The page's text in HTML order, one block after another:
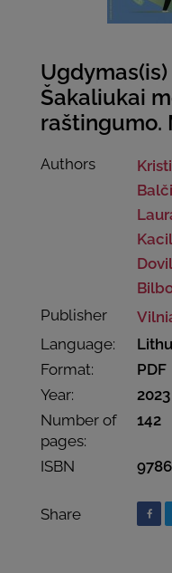
Šakaliukai
raštingumo.
Authors
Publisher
Language:
Format:
PDF
Year:
2023
Number of
pages:
142
ISBN
Share